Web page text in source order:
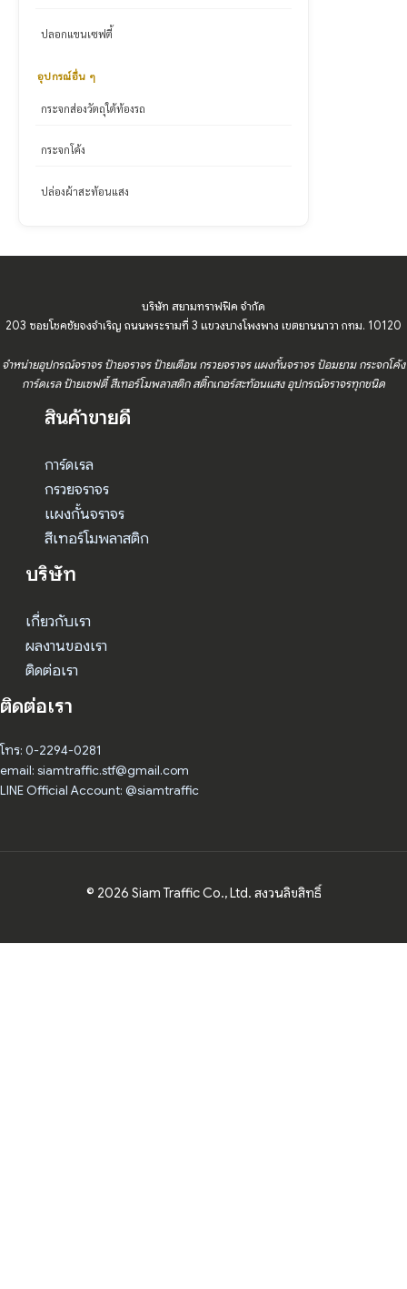
ปลอกแขนเซฟตี้
อุปกรณ์อื่น ๆ
กระจกส่องวัตถุใต้ท้องรถ
กระจกโค้ง
ปล่องผ้าสะท้อนแสง
บริษัท สยามทราฟฟิค จำกัด
203 ซอยโชคชัยจงจำเริญ ถนนพระรามที่ 3 แขวงบางโพงพาง เขตยานนาวา กทม. 10120
จำหน่ายอุปกรณ์จราจร ป้ายจราจร ป้ายเตือน กรวยจราจร แผงกั้นจราจร ป้อมยาม กระจกโค้ง
การ์ดเรล ป้ายเซฟตี้ สีเทอร์โมพลาสติก สติ๊กเกอร์สะท้อนแสง อุปกรณ์จราจรทุกชนิด
สินค้าขายดี
การ์ดเรล
กรวยจราจร
แผงกั้นจราจร
สีเทอร์โมพลาสติก
บริษัท
เกี่ยวกับเรา
ผลงานของเรา
ติดต่อเรา
ติดต่อเรา
โทร: 0-2294-0281
email: siamtraffic.stf@gmail.com
LINE Official Account: @siamtraffic
© 2026 Siam Traffic Co., Ltd. สงวนลิขสิทธิ์